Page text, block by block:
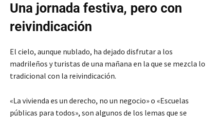
Una jornada festiva, pero con
reivindicación
El cielo, aunque nublado, ha dejado disfrutar a los
madrileños y turistas de una mañana en la que se mezcla lo
tradicional con la reivindicación.
«La vivienda es un derecho, no un negocio» o «Escuelas
públicas para todos», son algunos de los lemas que se